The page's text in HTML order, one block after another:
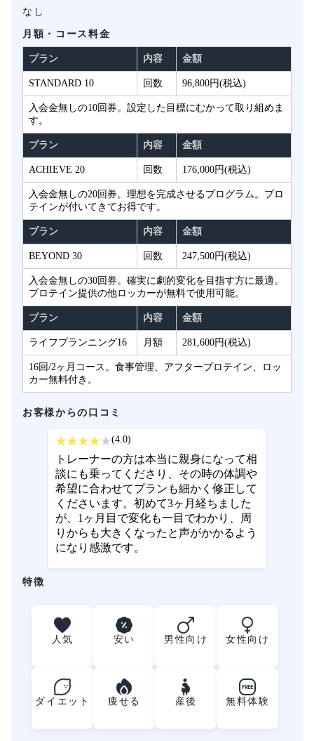
なし
月額・コース料金
プラン 内容 金額
STANDARD 10 回数 96,800円(税込)
入会金無しの10回券。設定した目標にむかって取り組めま
す。
プラン 内容 金額
ACHIEVE 20 回数 176,000円(税込)
入会金無しの20回券。理想を完成させるプログラム。プロ
テインが付いてきてお得です。
プラン 内容 金額
BEYOND 30 回数 247,500円(税込)
入会金無しの30回券。確実に劇的変化を目指す方に最適。
プロテイン提供の他ロッカーが無料で使用可能。
プラン 内容 金額
ライフプランニング16 月額 281,600円(税込)
16回/2ヶ月コース。食事管理、アフタープロテイン、ロッ
カー無料付き。
お客様からの口コミ
(4.0)
トレーナーの方は本当に親身になって相
談にも乗ってくださり、その時の体調や
希望に合わせてプランも細かく修正して
くださいます。初めて3ヶ月経ちました
が、1ヶ月目で変化も一目でわかり、周
りからも大きくなったと声がかかるよう
になり感激です。
特徴
人気 安い 男性向け 女性向け
ダイエット 痩せる 産後
FREE
無料体験